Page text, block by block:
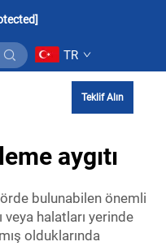
TR
Teklif Alın
aygıtı
bulunabilen önemli
veya halatları yerinde
olduklarında